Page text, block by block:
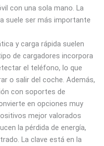
con una sola mano. La
suele ser más importante
y carga rápida suelen
de cargadores incorpora
el teléfono, lo que
o salir del coche. Además,
con soportes de
en opciones muy
mejor valorados
la pérdida de energía,
La clave está en la